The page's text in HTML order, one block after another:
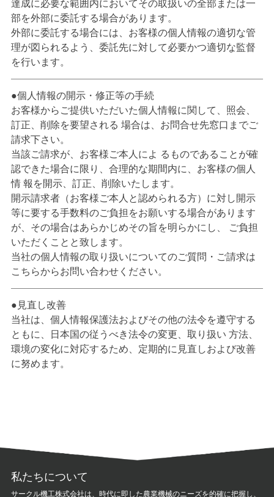
達成に必要な範囲内においてその取扱いの全部または一
部を外部に委託する場合があります。
外部に委託する場合には、お客様の個人情報の適切な管
理が図られるよう、委託先に対して必要かつ適切な監督
を行います。
個人情報の開示・修正等の手続
お客様からご提供いただいた個人情報に関して、照会、
訂正、削除を要望される 場合は、お問合せ先窓口までご
請求下さい。
当該ご請求が、お客様ご本人によ るものであることが確
認できた場合に限り、合理的な期間内に、お客様の個人
情 報を開示、訂正、削除いたします。
開示請求者（お客様ご本人と認められる方）に対し開示
等に要する手数料のご負担をお願いする場合があります
が、その場合はあらかじめその旨を明らかにし、 ご負担
いただくことと致します。
当社の個人情報の取り扱いについてのご質問・ご請求は
こちらからお問い合わせください。
見直し改善
当社は、個人情報保護法およびその他の法令を遵守する
ともに、日本国の従うべき法令の変更、取り扱い 方法、
環境の変化に対応するため、定期的に見直しおよび改善
に努めます。
私たちについて
サークル機工株式会社は、時代に即した農業機械のニーズを的確に把握し、